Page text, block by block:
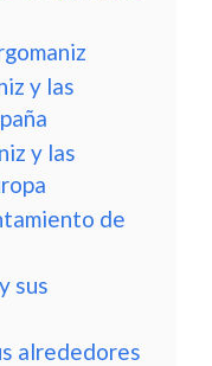
y las
y las
de
sus
alrededores